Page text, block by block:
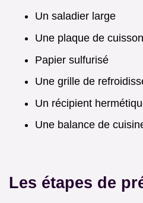
Un saladier large
Une plaque de cuisson
Papier sulfurisé
Une grille de
Un récipient
Une balance de
Les étapes de